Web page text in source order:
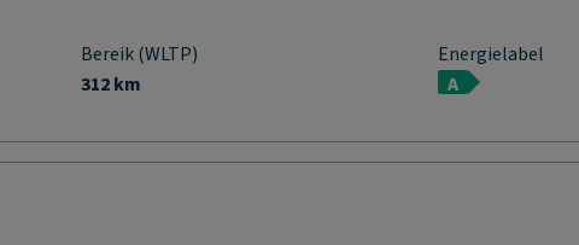
Bereik (WLTP)
312 km
Energielabel
A